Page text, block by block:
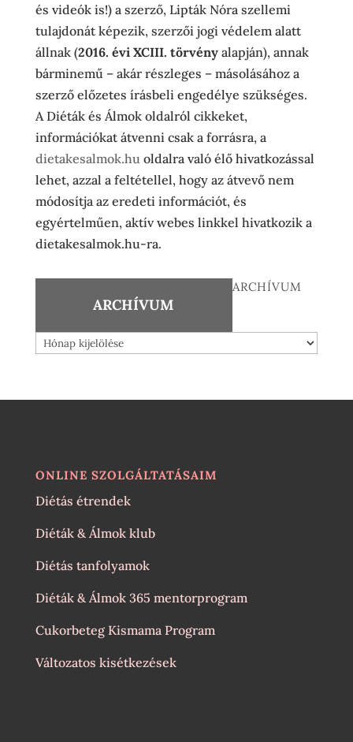
és videók is!) a szerző, Lipták Nóra szellemi
tulajdonát képezik, szerzői jogi védelem alatt
állnak (2016. évi XCIII. törvényalapján), annak
bárminemű – akár részleges – másolásához a
szerző előzetes írásbeli engedélye szükséges.
A Diéták és Álmok oldalról cikkeket,
információkat átvenni csak a forrásra, a
dietakesalmok.hu oldalra való élő hivatkozással
lehet, azzal a feltétellel, hogy az átvevő nem
módosítja az eredeti információt, és
egyértelműen, aktív webes linkkel hivatkozik a
dietakesalmok.hu-ra.
ARCHÍVUM
ARCHÍVUM
Archívum
ONLINE SZOLGÁLTATÁSAIM
Diétás étrendek
Diéták & Álmok klub
Diétás tanfolyamok
Diéták & Álmok 365 mentorprogram
Cukorbeteg Kismama Program
Változatos kisétkezések